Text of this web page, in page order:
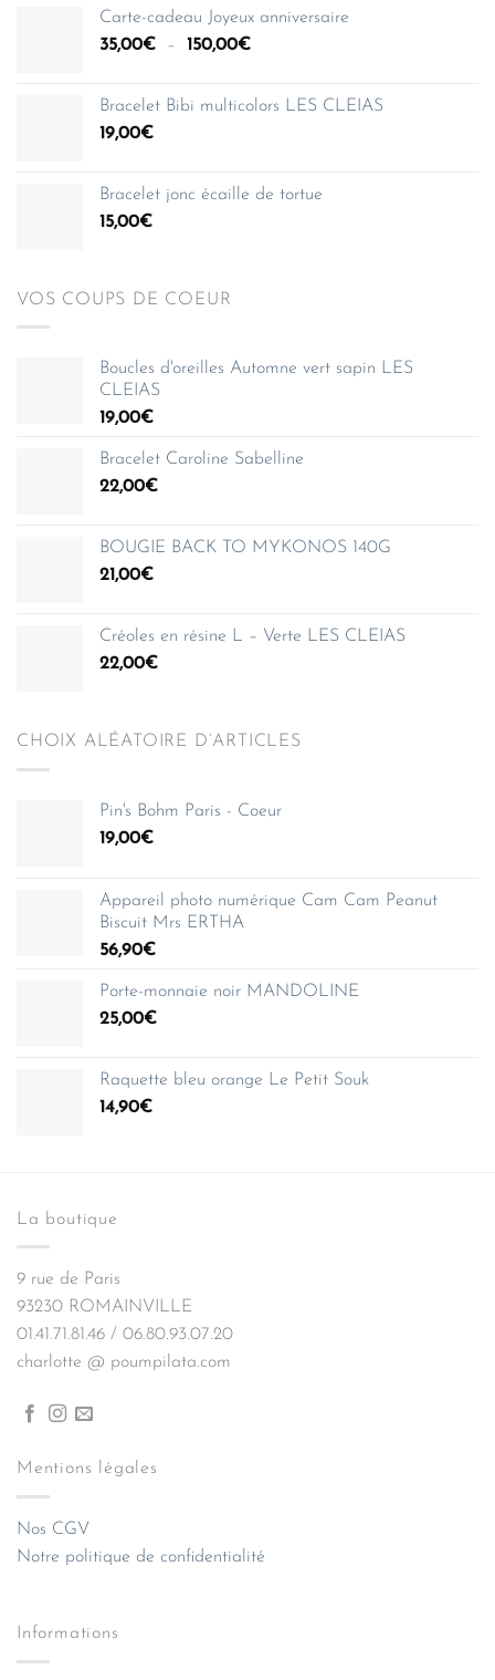
35,00€
à
Carte-cadeau Joyeux anniversaire
35,00€ – 150,00€Plage
35,00€
Bracelet Bibi multicolors LES CLEIAS
19,00€
Bracelet jonc écaille de tortue
15,00€
VOS COUPS DE COEUR
Boucles d'oreilles Automne vert sapin LES
CLEIAS
19,00€
Bracelet Caroline Sabelline
22,00€
BOUGIE BACK TO MYKONOS 140G
21,00€
Créoles en résine L – Verte LES CLEIAS
22,00€
CHOIX ALÉATOIRE D’ARTICLES
Pin's Bohm Paris - Coeur
19,00€
Appareil photo numérique Cam Cam Peanut
Biscuit Mrs ERTHA
56,90€
Porte-monnaie noir MANDOLINE
25,00€
Raquette bleu orange Le Petit Souk
14,90€
La boutique
9 rue de Paris
93230 ROMAINVILLE
01.41.71.81.46 / 06.80.93.07.20
charlotte @ poumpilata.com
Mentions légales
Nos CGV
Notre politique de confidentialité
Informations